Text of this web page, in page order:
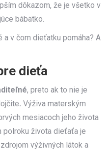
dôkazom, že je všetko v
bábätko.
a v čom dieťatku pomáha? A
dieťa
, preto ak to nie je
. Výživa materským
mesiacoch jeho života
polroku života dieťaťa je
výživných látok a